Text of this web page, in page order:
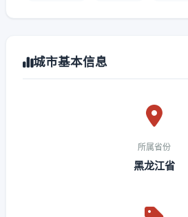
城市基本信息
所属省份
黑龙江省